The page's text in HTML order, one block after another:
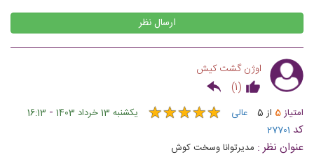
ارسال نظر
اوژن گشت کیش
(
1
)
امتیاز5 از 5 عالی ★★★★★
★★★★★ یکشنبه 13 خرداد 1403 -
16:13
کد 27701
عنوان نظر : مدیرتوانا وسخت کوش